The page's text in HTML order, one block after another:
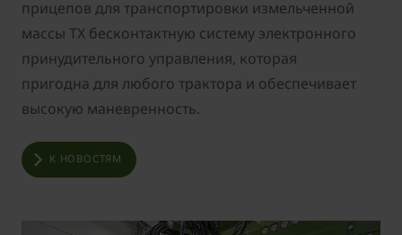
прицепов для транспортировки измельченной
массы TX бесконтактную систему электронного
принудительного управления, которая
пригодна для любого трактора и обеспечивает
высокую маневренность.
К НОВОСТЯМ